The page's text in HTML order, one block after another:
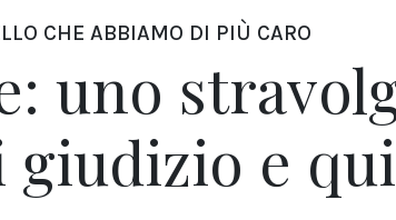
CHE ABBIAMO DI PIÙ CARO
uno
giudizio e